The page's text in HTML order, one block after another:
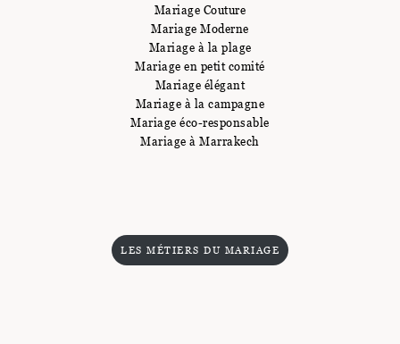
Mariage Couture
Mariage Moderne
Mariage à la plage
Mariage en petit comité
Mariage élégant
Mariage à la campagne
Mariage éco-responsable
Mariage à Marrakech
LES MÉTIERS DU MARIAGE